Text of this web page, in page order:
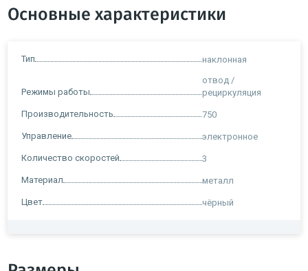
Основные характеристики
Тип наклонная
Режимы работы
отвод /
рециркуляция
Производительность 750
Управление электронное
Количество скоростей 3
Материал металл
Цвет чёрный